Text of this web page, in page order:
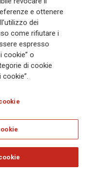
Il Gruppo ha
le scelte strategiche, con
mentre costruisce una
& GDPR
e ottenere
dei
come rifiutare i
espresso
cookie” o
di cookie